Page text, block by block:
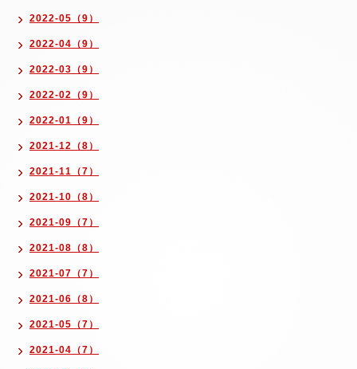
2022-05（9）
2022-04（9）
2022-03（9）
2022-02（9）
2022-01（9）
2021-12（8）
2021-11（7）
2021-10（8）
2021-09（7）
2021-08（8）
2021-07（7）
2021-06（8）
2021-05（7）
2021-04（7）